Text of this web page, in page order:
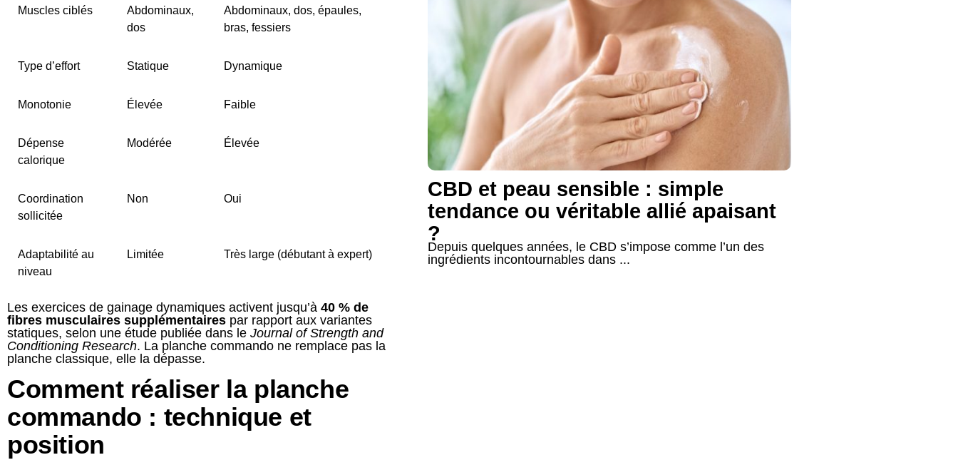
Muscles ciblés
Abdominaux,
dos
Abdominaux, dos, épaules,
bras, fessiers
Type d’effort Statique Dynamique
Monotonie Élevée Faible
Dépense
calorique
Modérée Élevée
Coordination
sollicitée
Non Oui
Adaptabilité au
niveau
Limitée Très large (débutant à expert)
Les exercices de gainage dynamiques activent jusqu’à 40 % de
fibres musculaires supplémentaires par rapport aux variantes
statiques, selon une étude publiée dans le Journal of Strength and
Conditioning Research. La planche commando ne remplace pas la
planche classique, elle la dépasse.
Comment réaliser la planche
commando : technique et
position
CBD et peau sensible : simple
tendance ou véritable allié apaisant
?
Depuis quelques années, le CBD s’impose comme l’un des
ingrédients incontournables dans ...